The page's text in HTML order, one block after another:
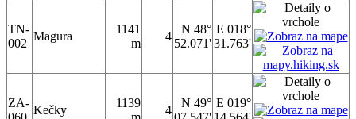
TN-
002
Magura
1141
m
4
N 48°
52.071'
E 018°
31.763'
ZA-
Kečky
1139
4
N 49° E 019°